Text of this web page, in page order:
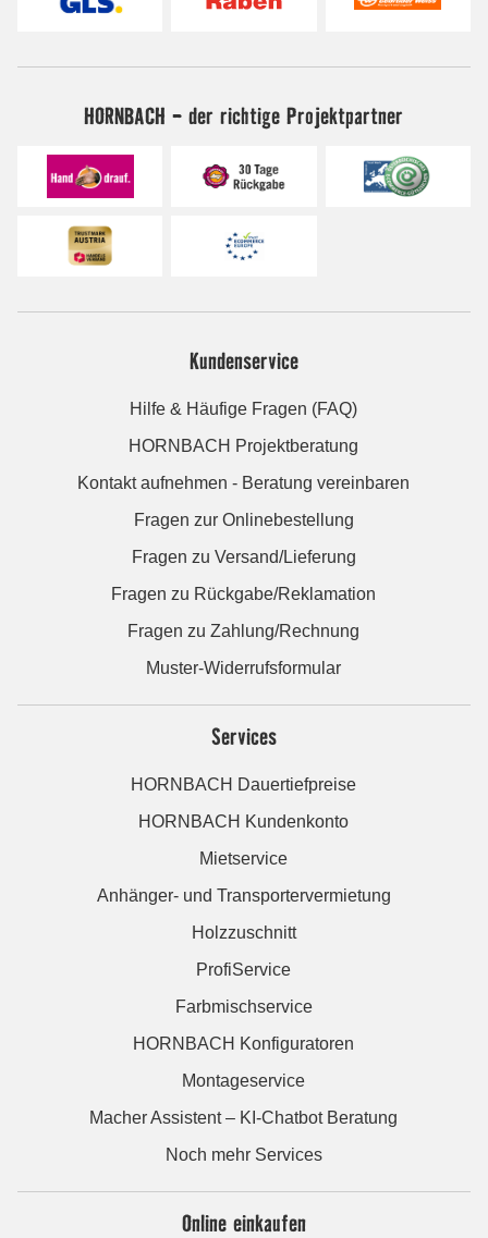
HORNBACH - der richtige Projektpartner
Kundenservice
Hilfe & Häufige Fragen (FAQ)
HORNBACH Projektberatung
Kontakt aufnehmen - Beratung vereinbaren
Fragen zur Onlinebestellung
Fragen zu Versand/Lieferung
Fragen zu Rückgabe/Reklamation
Fragen zu Zahlung/Rechnung
Muster-Widerrufsformular
Services
HORNBACH Dauertiefpreise
HORNBACH Kundenkonto
Mietservice
Anhänger- und Transportervermietung
Holzzuschnitt
ProfiService
Farbmischservice
HORNBACH Konfiguratoren
Montageservice
Macher Assistent – KI-Chatbot Beratung
Noch mehr Services
Online einkaufen